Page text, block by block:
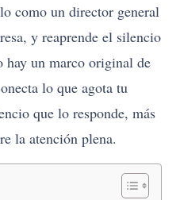
como un director general
y reaprende el silencio
hay un marco original de
lo que agota tu
que lo responde, más
la atención plena.